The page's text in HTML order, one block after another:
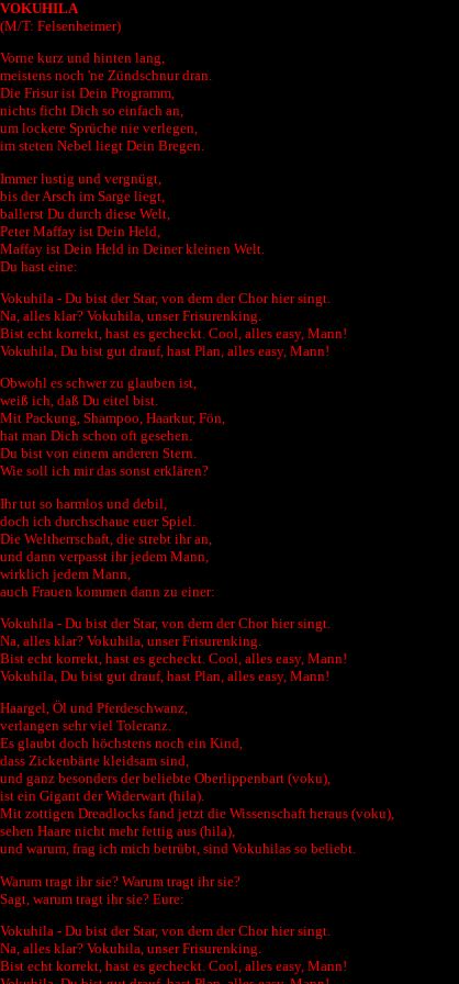
VOKUHILA
(M/T: Felsenheimer)
Vorne kurz und hinten lang,
meistens noch 'ne Zündschnur dran.
Die Frisur ist Dein Programm,
nichts ficht Dich so einfach an,
um lockere Sprüche nie verlegen,
im steten Nebel liegt Dein Bregen.
Immer lustig und vergnügt,
bis der Arsch im Sarge liegt,
ballerst Du durch diese Welt,
Peter Maffay ist Dein Held,
Maffay ist Dein Held in Deiner kleinen Welt.
Du hast eine:
Vokuhila - Du bist der Star, von dem der Chor hier singt.
Na, alles klar? Vokuhila, unser Frisurenking.
Bist echt korrekt, hast es gecheckt. Cool, alles easy, Mann!
Vokuhila, Du bist gut drauf, hast Plan, alles easy, Mann!
Obwohl es schwer zu glauben ist,
weiß ich, daß Du eitel bist.
Mit Packung, Shampoo, Haarkur, Fön,
hat man Dich schon oft gesehen.
Du bist von einem anderen Stern.
Wie soll ich mir das sonst erklären?
Ihr tut so harmlos und debil,
doch ich durchschaue euer Spiel.
Die Weltherrschaft, die strebt ihr an,
und dann verpasst ihr jedem Mann,
wirklich jedem Mann,
auch Frauen kommen dann zu einer:
Vokuhila - Du bist der Star, von dem der Chor hier singt.
Na, alles klar? Vokuhila, unser Frisurenking.
Bist echt korrekt, hast es gecheckt. Cool, alles easy, Mann!
Vokuhila, Du bist gut drauf, hast Plan, alles easy, Mann!
Haargel, Öl und Pferdeschwanz,
verlangen sehr viel Toleranz.
Es glaubt doch höchstens noch ein Kind,
dass Zickenbärte kleidsam sind,
und ganz besonders der beliebte Oberlippenbart (voku),
ist ein Gigant der Widerwart (hila).
Mit zottigen Dreadlocks fand jetzt die Wissenschaft heraus (voku),
sehen Haare nicht mehr fettig aus (hila),
und warum, frag ich mich betrübt, sind Vokuhilas so beliebt.
Warum tragt ihr sie? Warum tragt ihr sie?
Sagt, warum tragt ihr sie? Eure:
Vokuhila - Du bist der Star, von dem der Chor hier singt.
Na, alles klar? Vokuhila, unser Frisurenking.
Bist echt korrekt, hast es gecheckt. Cool, alles easy, Mann!